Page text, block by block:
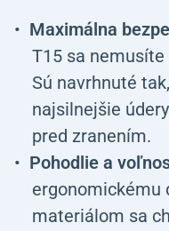
Maximálna
T15 sa
Sú navrhnuté
najsilnejšie
pred zranením.
Pohodlie a
ergonomickému
materiálom sa